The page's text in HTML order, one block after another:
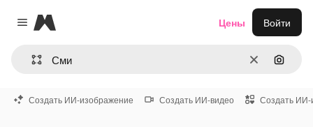
Close menu
Magnific
ОчиститьПоиск
Цены Войти
Создать ИИ-изображение Создать ИИ-видео Создать ИИ-